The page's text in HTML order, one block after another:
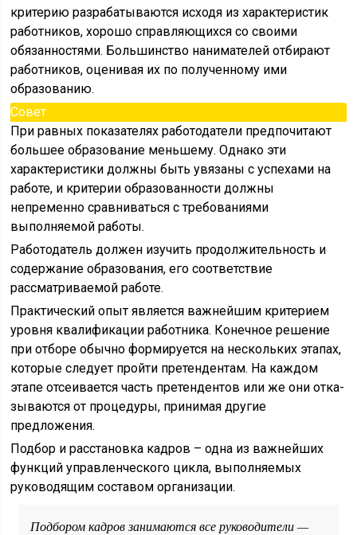
критерию разрабатываются исходя из характеристик
работников, хо­рошо справляющихся со своими
обязанностями. Большинство нанимателей отбирают
работников, оценивая их по полученному ими
образованию.
Совет
При равных показателях работодатели предпочитают
большее образование меньшему. Однако эти
характеристики должны быть увязаны с успехами на
работе, и критерии образованности должны
непременно сравниваться с требованиями
выполняемой работы.
Работода­тель должен изучить продолжительность и
содержание образо­вания, его соответствие
рассматриваемой работе.
Практический опыт является важнейшим критерием
уровня квалификации работника. Конечное решение
при отборе обычно формируется на не­скольких этапах,
которые следует пройти претендентам. На каждом
этапе отсеивается часть претендентов или же они отка­
зываются от процедуры, принимая другие
предложения.
Подбор и расстановка кадров – одна из важнейших
функций управленческого цикла, выполняемых
руководящим составом организации.
Подбором кадров занимаются все руководители —